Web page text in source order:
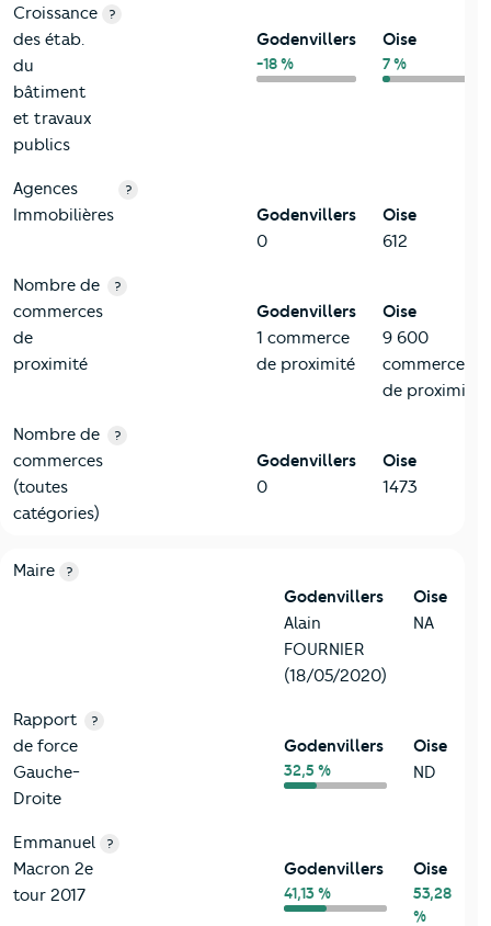
Croissance
des étab.
du
bâtiment
et travaux
publics
?
Godenvillers
-18 %
Oise
7 %
Agences
Immobilières
?
Godenvillers
0
Oise
612
Nombre de
commerces
de
proximité
?
Godenvillers
1 commerce
de proximité
Oise
9 600
commerces
de proximité
Nombre de
commerces
(toutes
catégories)
?
Godenvillers
0
Oise
1473
6-Politique
Critères
Maire ?
Godenvillers
Alain
FOURNIER
(18/05/2020)
Oise
NA
Rapport
de force
Gauche-
Droite
?
Godenvillers
32,5 %
Oise
ND
Emmanuel
Macron 2e
tour 2017
?
Godenvillers
41,13 %
Oise
53,28
%